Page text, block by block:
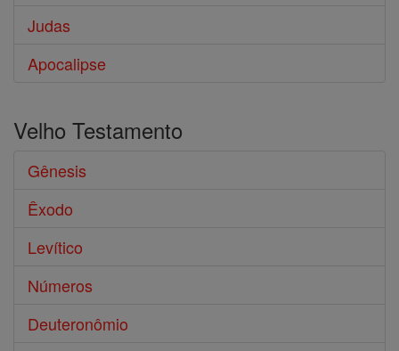
Judas
Apocalipse
Velho Testamento
Gênesis
Êxodo
Levítico
Números
Deuteronômio